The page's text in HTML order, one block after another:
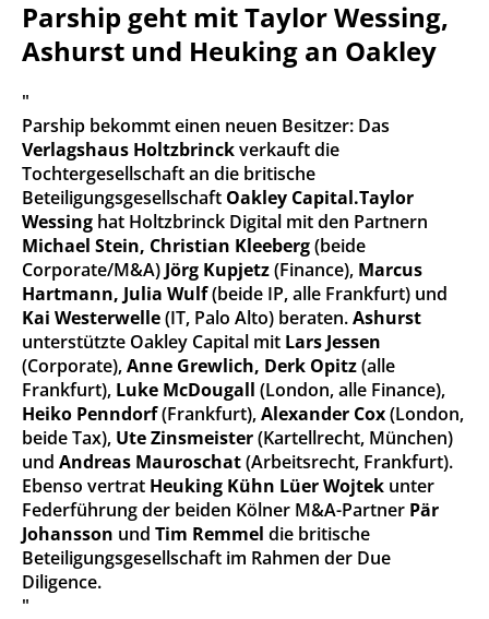
Parship geht mit Taylor Wessing,
Ashurst und Heuking an Oakley
"
Parship bekommt einen neuen Besitzer: Das
Verlagshaus Holtzbrinckverkauft die
Tochtergesellschaft an die britische
Beteiligungsgesellschaft Oakley Capital.Taylor
Wessing hat Holtzbrinck Digital mit den Partnern
Michael Stein, Christian Kleeberg(beide
Corporate/M&A) Jörg Kupjetz(Finance), Marcus
Hartmann, Julia Wulf(beide IP, alle Frankfurt) und
Kai Westerwelle(IT, Palo Alto) beraten.Ashurst
unterstützte Oakley Capital mit Lars Jessen
(Corporate),Anne Grewlich, Derk Opitz(alle
Frankfurt), Luke McDougall (London, alle Finance),
Heiko Penndorf(Frankfurt),Alexander Cox(London,
beide Tax), Ute Zinsmeister(Kartellrecht, München)
und Andreas Mauroschat(Arbeitsrecht, Frankfurt).
Ebenso vertrat Heuking Kühn Lüer Wojtek unter
Federführung der beiden Kölner M&A-Partner Pär
Johansson und Tim Remmel die britische
Beteiligungsgesellschaft im Rahmen der Due
Diligence.
"